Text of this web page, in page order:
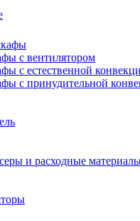
с вентилятором
с естественной
с принудительной
и расходные